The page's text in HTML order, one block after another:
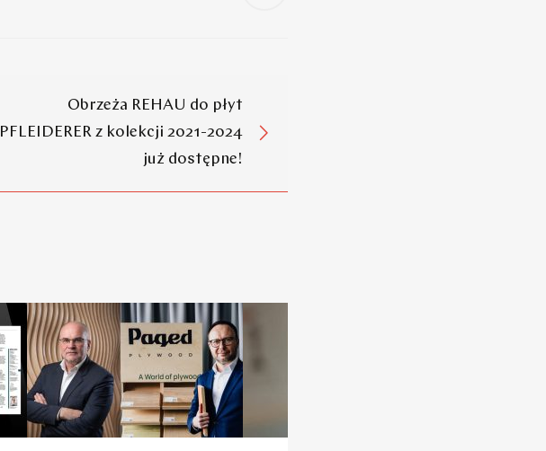
Obrzeża REHAU do płyt
PFLEIDERER z kolekcji 2021-2024
już dostępne!